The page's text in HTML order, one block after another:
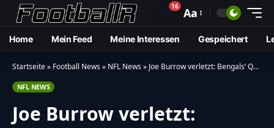
🔔16 Aa
Home Mein Feed Meine Interessen Gespeichert
Startseite» Football News» NFL News» Joe Burrow verletzt: Bengals‘ QB auf IR, Jake Browning startet
NFL NEWS
Joe Burrow verletzt: